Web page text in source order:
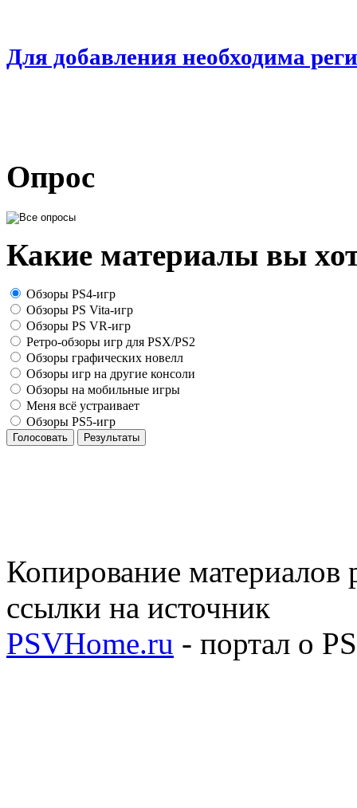
Для добавления необходима
Опрос
Какие материалы вы
Обзоры PS4-игр
Обзоры PS Vita-игр
Обзоры PS VR-игр
Ретро-обзоры игр для PSX/PS2
Обзоры графических новелл
Обзоры игр на другие консоли
Обзоры на мобильные игры
Меня всё устраивает
Обзоры PS5-игр
Голосовать Результаты
Копирование материалов
ссылки на источник
PSVHome.ru - портал о